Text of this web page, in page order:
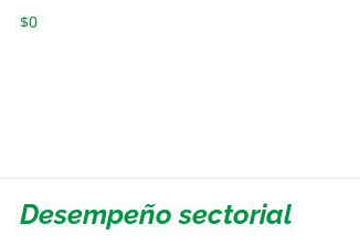
$0
Desempeño sectorial